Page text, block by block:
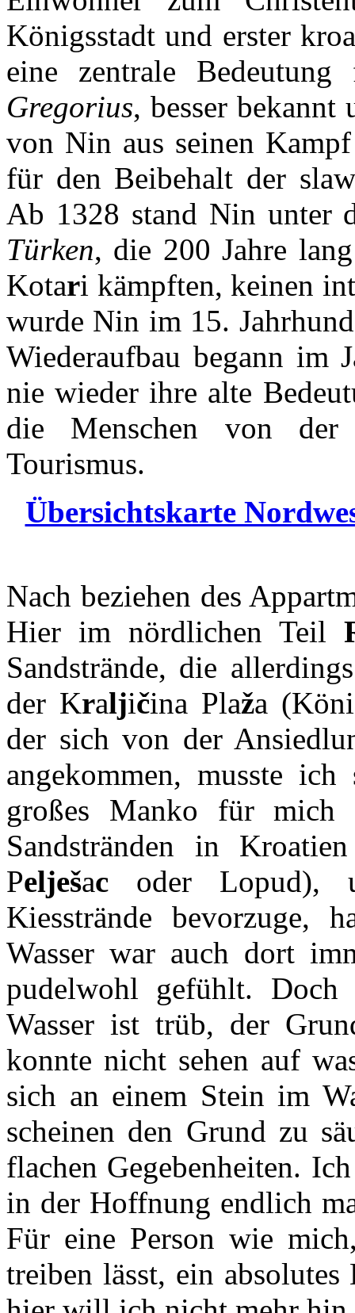
Königsstadt und erster
eine zentrale
Gregorius, besser bekannt
von Nin aus seinen
für den Beibehalt der
Ab 1328 stand Nin unter
Türken, die 200 Jahre
Kotari kämpften, keinen
wurde Nin im 15.
Wiederaufbau begann im
nie wieder ihre alte
die Menschen von der
Tourismus.
Übersichtskarte
Nach beziehen des
Hier im nördlichen Teil
Sandstrände, die
der Kraljičina Plaža
der sich von der
angekommen, musste
großes Manko für
Sandstränden in
Pelješac oder Lopud),
Kiesstrände bevorzuge,
Wasser war auch dort
pudelwohl gefühlt.
Wasser ist trüb, der
konnte nicht sehen auf
sich an einem Stein im
scheinen den Grund zu
flachen Gegebenheiten.
in der Hoffnung endlich
Für eine Person wie
treiben lässt, ein